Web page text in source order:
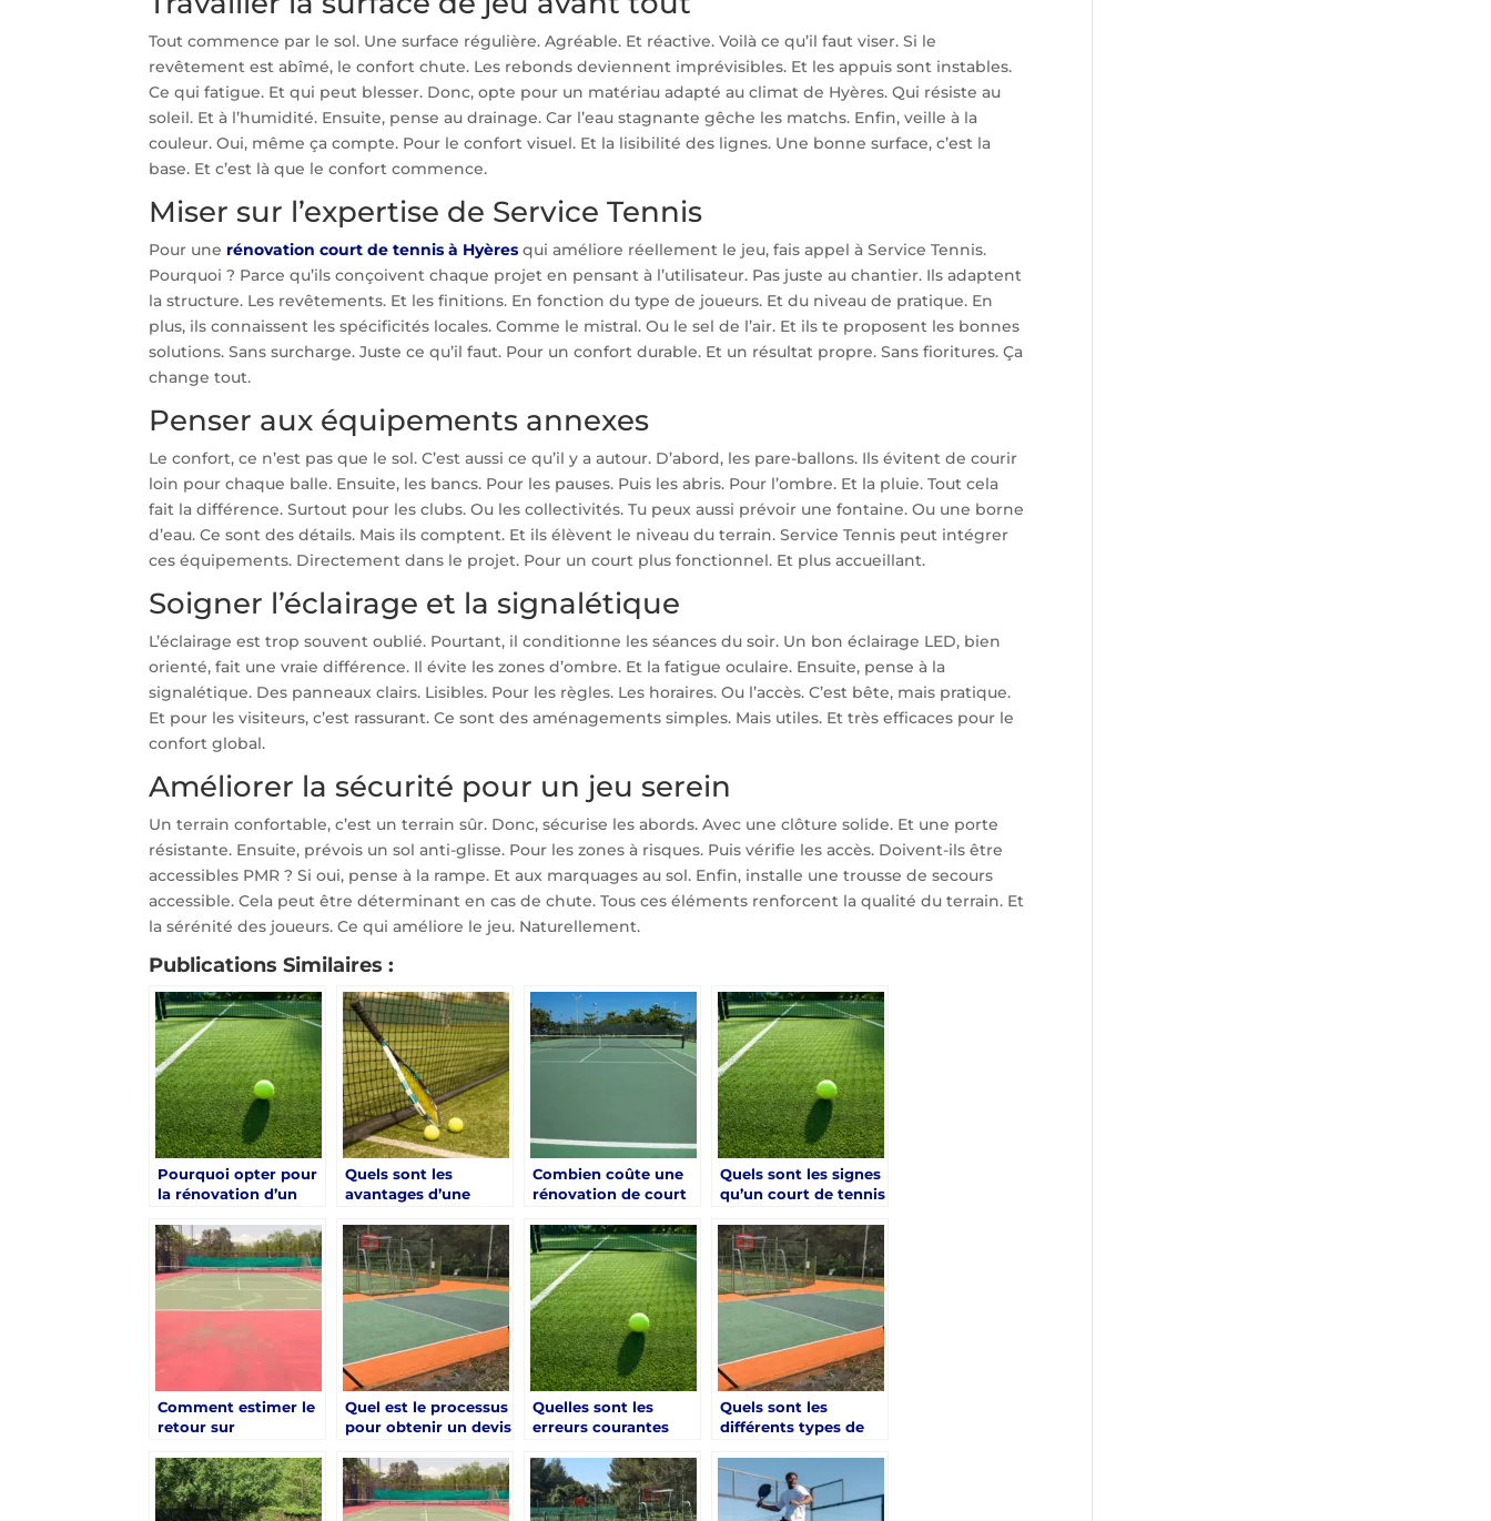
Tout commence par le sol. Une surface régulière. Agréable. Et réactive. Voilà ce qu’il faut viser. Si le
revêtement est abîmé, le confort chute. Les rebonds deviennent imprévisibles. Et les appuis sont instables.
Ce qui fatigue. Et qui peut blesser. Donc, opte pour un matériau adapté au climat de Hyères. Qui résiste au
soleil. Et à l’humidité. Ensuite, pense au drainage. Car l’eau stagnante gêche les matchs. Enfin, veille à la
couleur. Oui, même ça compte. Pour le confort visuel. Et la lisibilité des lignes. Une bonne surface, c’est la
base. Et c’est là que le confort commence.
Miser sur l’expertise de Service Tennis
Pour une rénovation court de tennis à Hyères qui améliore réellement le jeu, fais appel à Service Tennis.
Pourquoi ? Parce qu’ils conçoivent chaque projet en pensant à l’utilisateur. Pas juste au chantier. Ils adaptent
la structure. Les revêtements. Et les finitions. En fonction du type de joueurs. Et du niveau de pratique. En
plus, ils connaissent les spécificités locales. Comme le mistral. Ou le sel de l’air. Et ils te proposent les bonnes
solutions. Sans surcharge. Juste ce qu’il faut. Pour un confort durable. Et un résultat propre. Sans fioritures. Ça
change tout.
Penser aux équipements annexes
Le confort, ce n’est pas que le sol. C’est aussi ce qu’il y a autour. D’abord, les pare-ballons. Ils évitent de courir
loin pour chaque balle. Ensuite, les bancs. Pour les pauses. Puis les abris. Pour l’ombre. Et la pluie. Tout cela
fait la différence. Surtout pour les clubs. Ou les collectivités. Tu peux aussi prévoir une fontaine. Ou une borne
d’eau. Ce sont des détails. Mais ils comptent. Et ils élèvent le niveau du terrain. Service Tennis peut intégrer
ces équipements. Directement dans le projet. Pour un court plus fonctionnel. Et plus accueillant.
Soigner l’éclairage et la signalétique
L’éclairage est trop souvent oublié. Pourtant, il conditionne les séances du soir. Un bon éclairage LED, bien
orienté, fait une vraie différence. Il évite les zones d’ombre. Et la fatigue oculaire. Ensuite, pense à la
signalétique. Des panneaux clairs. Lisibles. Pour les règles. Les horaires. Ou l’accès. C’est bête, mais pratique.
Et pour les visiteurs, c’est rassurant. Ce sont des aménagements simples. Mais utiles. Et très efficaces pour le
confort global.
Améliorer la sécurité pour un jeu serein
Un terrain confortable, c’est un terrain sûr. Donc, sécurise les abords. Avec une clôture solide. Et une porte
résistante. Ensuite, prévois un sol anti-glisse. Pour les zones à risques. Puis vérifie les accès. Doivent-ils être
accessibles PMR ? Si oui, pense à la rampe. Et aux marquages au sol. Enfin, installe une trousse de secours
accessible. Cela peut être déterminant en cas de chute. Tous ces éléments renforcent la qualité du terrain. Et
la sérénité des joueurs. Ce qui améliore le jeu. Naturellement.
Publications Similaires :
Pourquoi opter pour
la rénovation d’un
Hyères plutôt que de
construire un
nouveau terrain ?
Quels sont les
avantages d’une
de tennis à Hyères ?
Combien coûte une
rénovation de court
Quels sont les signes
qu’un court de tennis
pour une rénovation
?
Comment estimer le
retour sur
rénovation d’un
court de tennis à
Hyères ?
Quel est le processus
pour obtenir un devis
d’un court de tennis
à Hyères ?
Quelles sont les
erreurs courantes
de courts de tennis à
Hyères ?
Quels sont les
différents types de
rénovation d’un
court de tennis à
Hyères ?